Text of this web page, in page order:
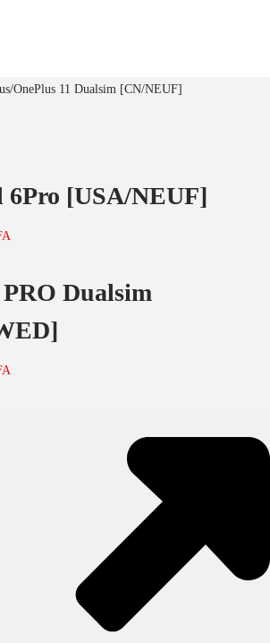
/OnePlus 11 Dualsim [CN/NEUF]
6Pro [USA/NEUF]
Dualsim